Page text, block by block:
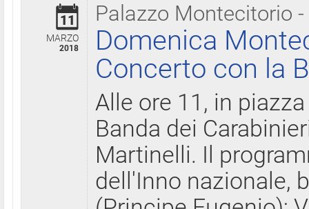
Palazzo Montecitorio
11
MARZO
2018
Domenica
Concerto con la
Alle ore 11, in
Banda dei
Martinelli. Il
dell'Inno nazionale,